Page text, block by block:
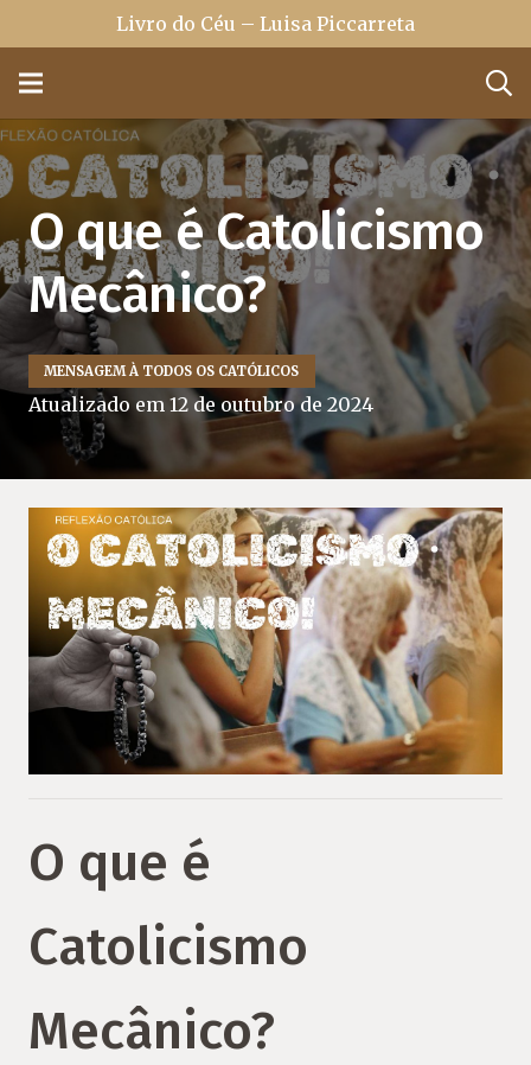
Livro do Céu – Luisa Piccarreta
O que é Catolicismo
Mecânico?
MENSAGEM À TODOS OS CATÓLICOS
Atualizado em 12 de outubro de 2024
O que é
Catolicismo
Mecânico?